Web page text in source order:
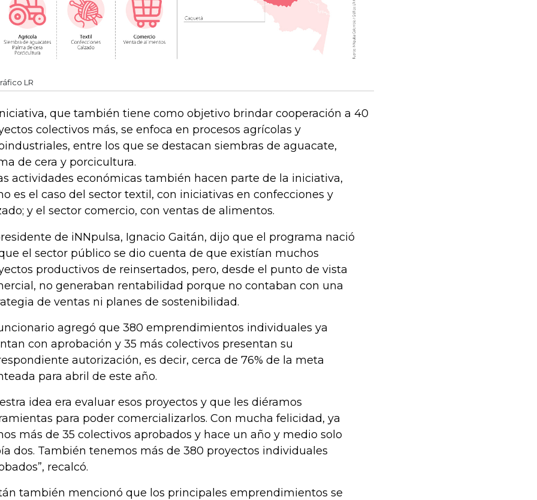
LR
que también tiene como objetivo brindar cooperación a 40
colectivos más, se enfoca en procesos agrícolas y
entre los que se destacan siembras de aguacate,
de cera y porcicultura.
actividades económicas también hacen parte de la iniciativa,
es el caso del sector textil, con iniciativas en confecciones y
y el sector comercio, con ventas de alimentos.
de iNNpulsa, Ignacio Gaitán, dijo que el programa nació
el sector público se dio cuenta de que existían muchos
productivos de reinsertados, pero, desde el punto de vista
no generaban rentabilidad porque no contaban con una
de ventas ni planes de sostenibilidad.
agregó que 380 emprendimientos individuales ya
con aprobación y 35 más colectivos presentan su
autorización, es decir, cerca de 76% de la meta
para abril de este año.
idea era evaluar esos proyectos y que les diéramos
para poder comercializarlos. Con mucha felicidad, ya
más de 35 colectivos aprobados y hace un año y medio solo
dos. También tenemos más de 380 proyectos individuales
recalcó.
también mencionó que los principales emprendimientos se